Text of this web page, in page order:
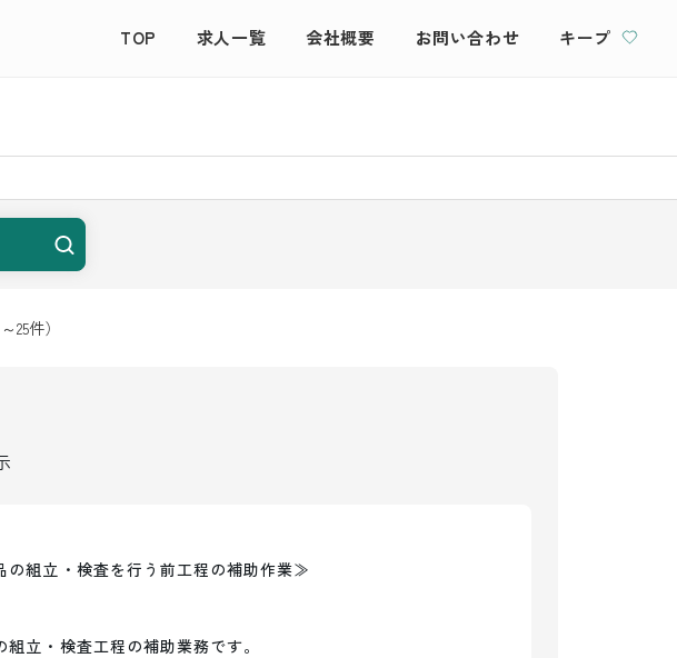
TOP 求人一覧 会社概要 お問い合わせ キープ
～25件）
組立・検査を行う前工程の補助作業≫
立・検査工程の補助業務です。